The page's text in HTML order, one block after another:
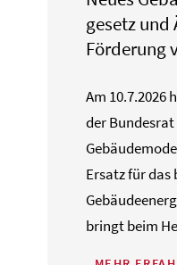
gesetz und
Förderung
Am 10.7.2026
der Bundesrat
Ersatz für das
bringt beim